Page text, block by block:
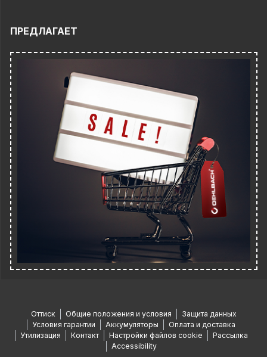
ПРЕДЛАГАЕТ
Оттиск Общие положения и условия
Защита данных
Условия гарантии
Аккумуляторы
Оплата и доставка
Утилизация
Контакт Настройки файлов cookie
Рассылка
Accessibility